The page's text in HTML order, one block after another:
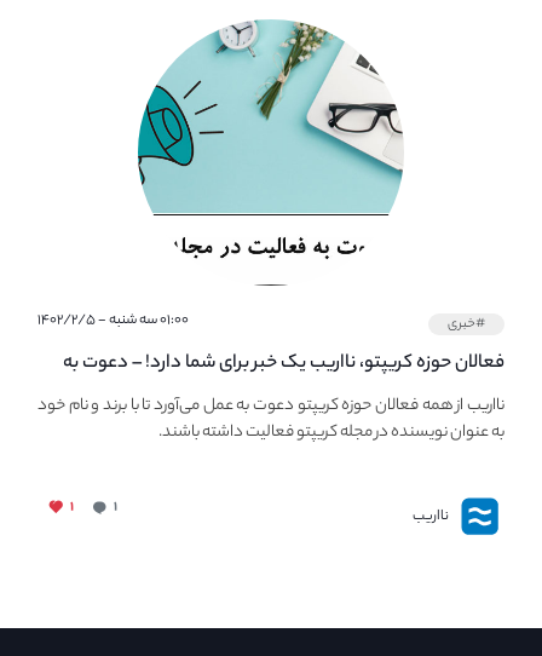
#خبری ۰۱:۰۰ سه شنبه - ۱۴۰۲/۲/۵
فعالان حوزه کریپتو، نااریب یک خبر برای شما دارد! – دعوت به
فعالیت در مجله کریپتو
نااریب از همه فعالان حوزه کریپتو دعوت به عمل می‌آورد تا با برند و نام خود
به عنوان نویسنده در مجله کریپتو فعالیت داشته باشند.
نااریب ۱ ۱